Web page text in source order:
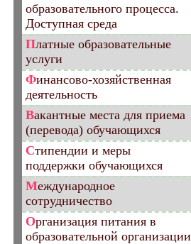
образовательного процесса.
Доступная среда
Платные образовательные
услуги
Финансово-хозяйственная
деятельность
Вакантные места для приема
(перевода) обучающихся
Стипендии и меры
поддержки обучающихся
Международное
сотрудничество
Организация питания в
образовательной организации